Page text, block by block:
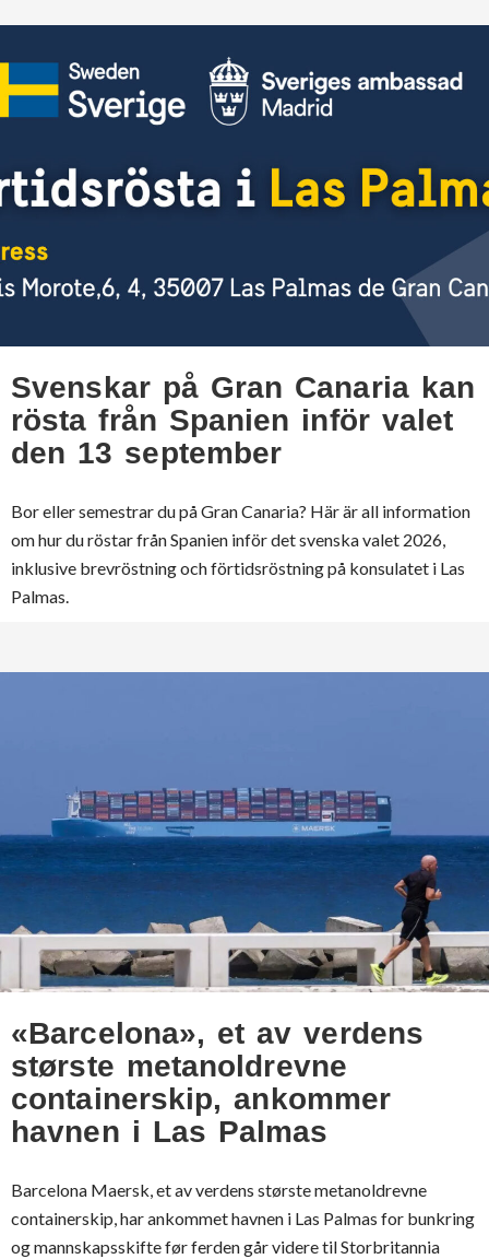
Svenskar på Gran Canaria kan
rösta från Spanien inför valet
den 13 september
Bor eller semestrar du på Gran Canaria? Här är all information
om hur du röstar från Spanien inför det svenska valet 2026,
inklusive brevröstning och förtidsröstning på konsulatet i Las
Palmas.
«Barcelona», et av verdens
største metanoldrevne
containerskip, ankommer
havnen i Las Palmas
Barcelona Maersk, et av verdens største metanoldrevne
containerskip, har ankommet havnen i Las Palmas for bunkring
og mannskapsskifte før ferden går videre til Storbritannia